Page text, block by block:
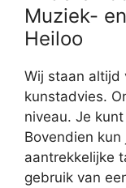
Muziek-
Heiloo
Wij staan altijd
kunstadvies.
niveau. Je
Bovendien
aantrekkelijke
gebruik van